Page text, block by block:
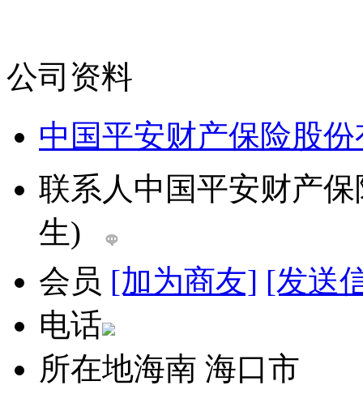
公司资料
中国平安财产保险股
联系人 中国平安财产
生)
会员 [加为商友] [发送
电话
所在地海南 海口市